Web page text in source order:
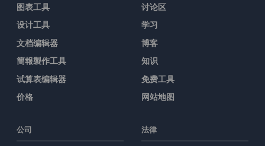
图表工具
设计工具
文档编辑器
簡報製作工具
试算表编辑器
价格
讨论区
学习
博客
知识
免费工具
网站地图
公司 法律